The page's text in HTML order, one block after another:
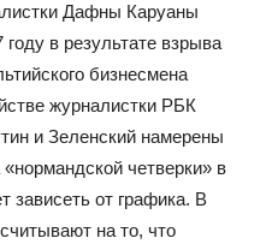
Дафны Каруаны
в результате взрыва
бизнесмена
журналистки РБК
и Зеленский намерены
четверки» в
зависеть от графика. В
на то, что